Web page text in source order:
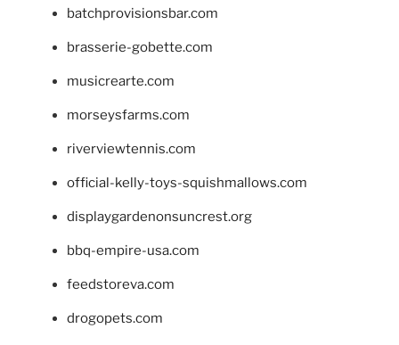
batchprovisionsbar.com
brasserie-gobette.com
musicrearte.com
morseysfarms.com
riverviewtennis.com
official-kelly-toys-squishmallows.com
displaygardenonsuncrest.org
bbq-empire-usa.com
feedstoreva.com
drogopets.com